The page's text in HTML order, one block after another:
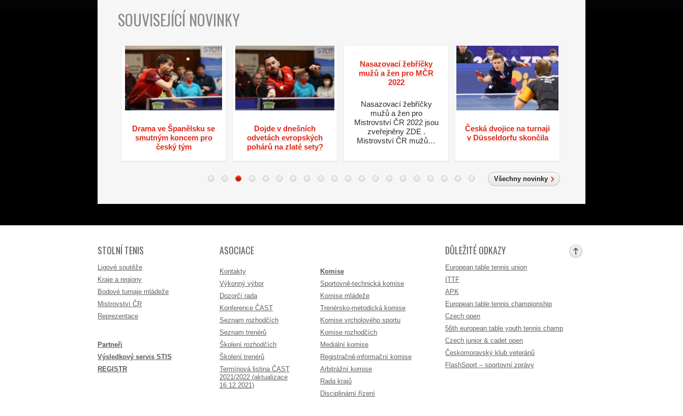
SOUVISEJÍCÍ NOVINKY
Drama ve Španělsku se
smutným koncem pro
český tým
Dojde v dnešních
odvetách evropských
pohárů na zlaté sety?
Nasazovací žebříčky
mužů a žen pro MČR
2022
Nasazovací žebříčky
mužů a žen pro
Mistrovství ČR 2022 jsou
zveřejněny ZDE .
Mistrovství ČR mužů…
Česká dvojice na turnaji
v Düsseldorfu skončila
Všechny novinky
STOLNÍ TENIS
Ligové soutěže
Kraje a regiony
Bodové turnaje mládeže
Mistrovství ČR
Reprezentace
Partneři
Výsledkový servis STIS
REGISTR
ASOCIACE
Kontakty
Výkonný výbor
Dozorčí rada
Konference ČAST
Seznam rozhodčích
Seznam trenérů
Školení rozhodčích
Školení trenérů
Termínová listina ČAST
2021/2022 (aktualizace
16.12.2021)
Komise
Sportovně-technická komise
Komise mládeže
Trenérsko-metodická komise
Komise vrcholového sportu
Komise rozhodčích
Mediální komise
Registračně-informační komise
Arbitrážní komise
Rada krajů
Disciplinární řízení
DŮLEŽITÉ ODKAZY
European table tennis union
ITTF
APK
European table tennis championship
Czech open
56th european table youth tennis champ
Czech junior & cadet open
Českomoravský klub veteránů
FlashSport – sportovní zprávy